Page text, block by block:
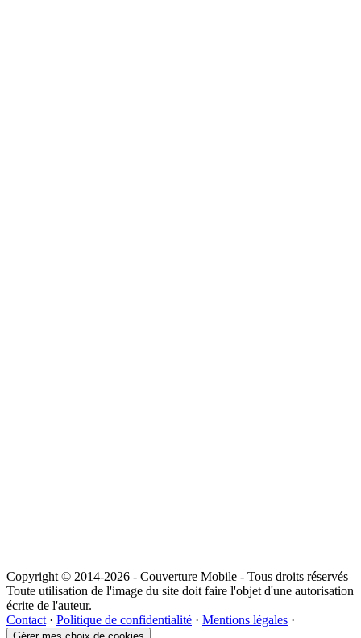
Copyright © 2014-2026 - Couverture Mobile - Tous droits réservés
Toute utilisation de l'image du site doit faire l'objet d'une autorisation
écrite de l'auteur.
Contact · Politique de confidentialité · Mentions légales ·